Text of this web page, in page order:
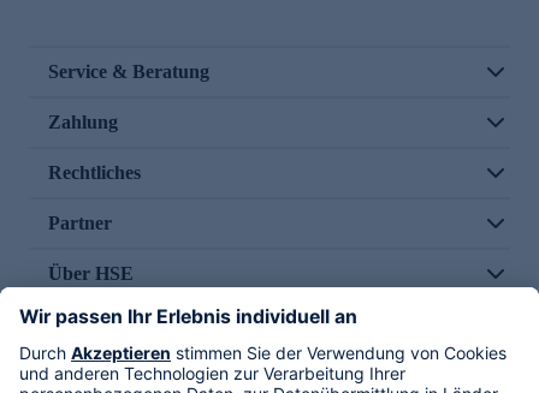
Service & Beratung
Zahlung
Rechtliches
Partner
Über HSE
Im TV
HSE International